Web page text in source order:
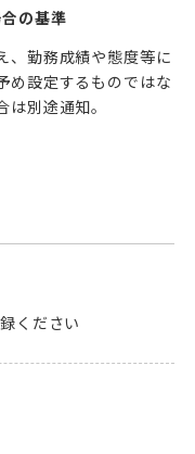
の基準
、勤務成績や態度等に
め設定するものではな
は別途通知。
ください